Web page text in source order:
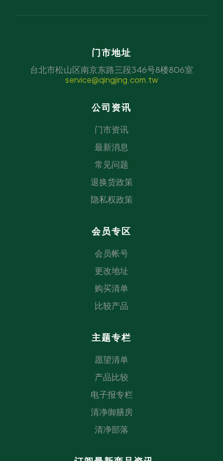
门市地址
台北市松山区南京东路三段346号8楼806室
service@qingjing.com.tw
公司资讯
门市资讯
最新消息
常见问题
退换货政策
隐私权政策
会员专区
会员帐号
更改地址
购买清单
比较产品
主题专栏
愿望清单
产品比较
电子报专栏
清净御膳房
清净部落